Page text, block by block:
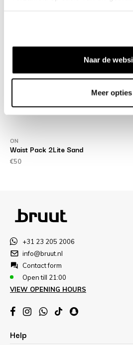
Naar de
Meer opties
ON
Waist Pack 2Lite Sand
€50
+31 23 205 2006
info@bruut.nl
Contact form
Open till 21:00
VIEW OPENING HOURS
Help